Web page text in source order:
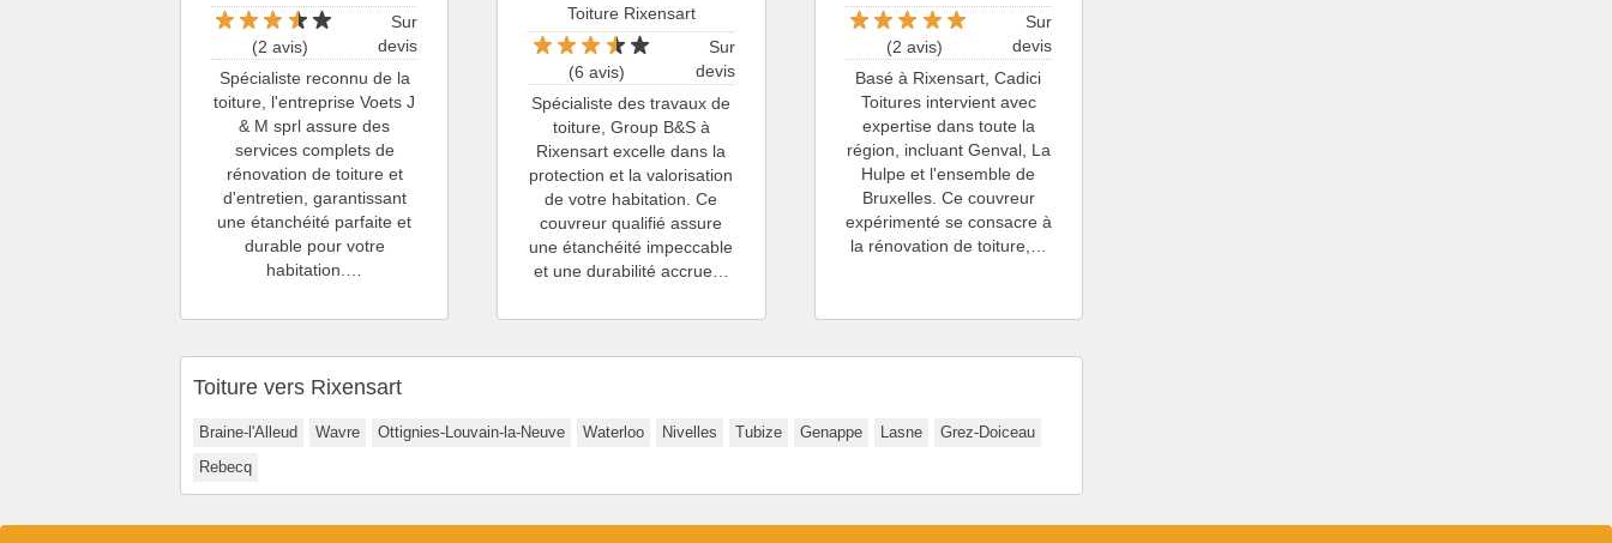
(2 avis)
Sur
devis
Spécialiste reconnu de la
toiture, l'entreprise Voets J
& M sprl assure des
services complets de
rénovation de toiture et
d'entretien, garantissant
une étanchéité parfaite et
durable pour votre
habitation.…
Toiture Rixensart
(6 avis)
Sur
devis
Spécialiste des travaux de
toiture, Group B&S à
Rixensart excelle dans la
protection et la valorisation
de votre habitation. Ce
couvreur qualifié assure
une étanchéité impeccable
et une durabilité accrue…
(2 avis)
Sur
devis
Basé à Rixensart, Cadici
Toitures intervient avec
expertise dans toute la
région, incluant Genval, La
Hulpe et l'ensemble de
Bruxelles. Ce couvreur
expérimenté se consacre à
la rénovation de toiture,…
Toiture vers Rixensart
Braine-l'Alleud Wavre Ottignies-Louvain-la-Neuve Waterloo Nivelles Tubize Genappe Lasne
Grez-Doiceau
Rebecq